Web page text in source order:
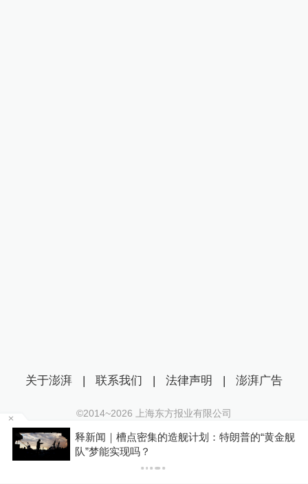
女子称丰胸术9个月后确诊乳腺癌，医美机构：
手术不可能引发癌症，建议走司法途径
关于澎湃 | 联系我们 | 法律声明 | 澎湃广告
©2014~2026 上海东方报业有限公司
沪ICP证：沪B2-20170116 | 沪ICP备14003370号
互联网新闻信息服务许可证：31120170006
沪公网安备 31010602000299号